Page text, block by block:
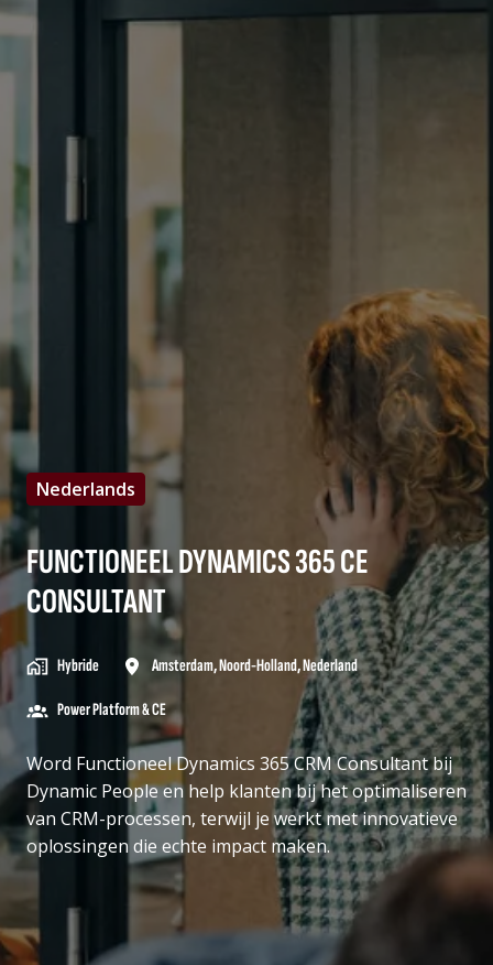
Nederlands
FUNCTIONEEL DYNAMICS 365 CE
CONSULTANT
Hybride Amsterdam,Noord-Holland,Nederland
Power Platform & CE
Word Functioneel Dynamics 365 CRM Consultant bij
Dynamic People en help klanten bij het optimaliseren
van CRM-processen, terwijl je werkt met innovatieve
oplossingen die echte impact maken.